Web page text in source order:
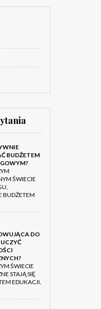
BUDŻETEM
ŚWIECIE
BUDŻETEM
DO
ŚWIECIE
STAJĄ SIĘ
EDUKACJI,